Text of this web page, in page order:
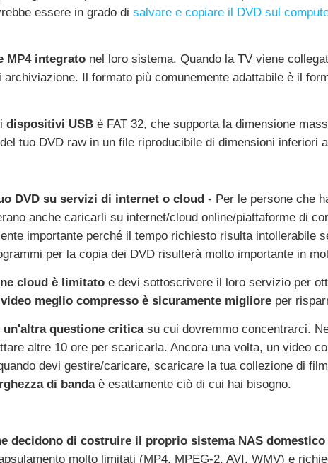
essere in grado di salvare e copiare il DVD sul
MP4 integrato nel loro sistema. Quando la TV viene
Il formato più comunemente adattabile è il
dispositivi USB è FAT 32, che supporta la dimensione
tuo DVD raw in un file riproducibile di dimensioni inferiori
DVD su servizi di internet o cloud - Per le persone che
anche caricarli su internet/cloud online/piattaforme di
importante perché il tempo richiesto risulta intollerabile
per la copia dei DVD risulterà molto importante in
cloud è limitato e devi sottoscrivere il loro servizio per
meglio compresso è sicuramente migliore per
un'altra questione criticasu cui dovremmo concentrarci.
altre 10 ore per scaricarla. Ancora una volta, un video
devi gestire/caricare, scaricare la tua collezione di
di bandaè esattamente ciò di cui hai bisogno.
decidono di costruire il proprio sistema NAS domestico
molto limitati (MP4, MPEG-2, AVI, WMV) e